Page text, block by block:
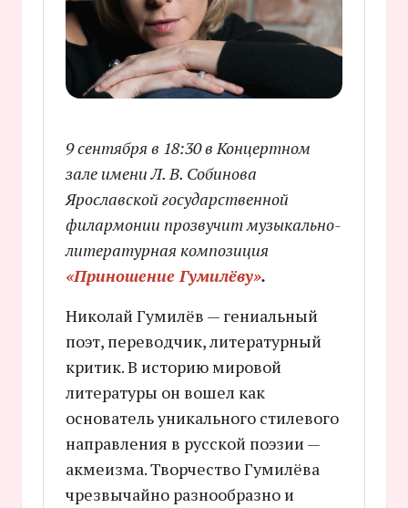
9 сентября в 18:30 в Концертном
зале имени Л. В. Собинова
Ярославской государственной
филармонии прозвучит музыкально-
литературная композиция
«Приношение Гумилёву».
Николай Гумилёв — гениальный
поэт, переводчик, литературный
критик. В историю мировой
литературы он вошел как
основатель уникального стилевого
направления в русской поэзии —
акмеизма. Творчество Гумилёва
чрезвычайно разнообразно и